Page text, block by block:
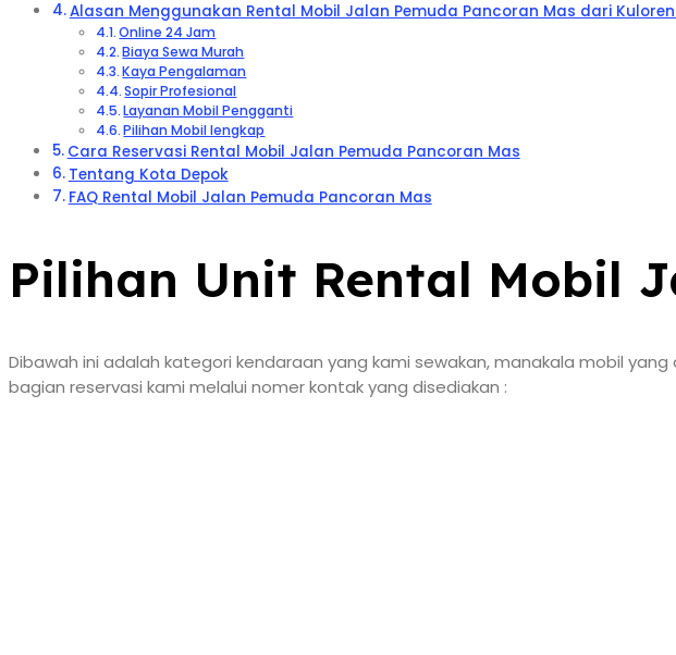
Alasan Menggunakan Rental Mobil Jalan Pemuda Pancoran Mas dari
Online 24 Jam
Biaya Sewa Murah
Kaya Pengalaman
Sopir Profesional
Layanan Mobil Pengganti
Pilihan Mobil lengkap
Cara Reservasi Rental Mobil Jalan Pemuda Pancoran Mas
Tentang Kota Depok
FAQ Rental Mobil Jalan Pemuda Pancoran Mas
Pilihan Unit Rental Mobil
Dibawah ini adalah kategori kendaraan yang kami sewakan, manakala mobil
bagian reservasi kami melalui nomer kontak yang disediakan :